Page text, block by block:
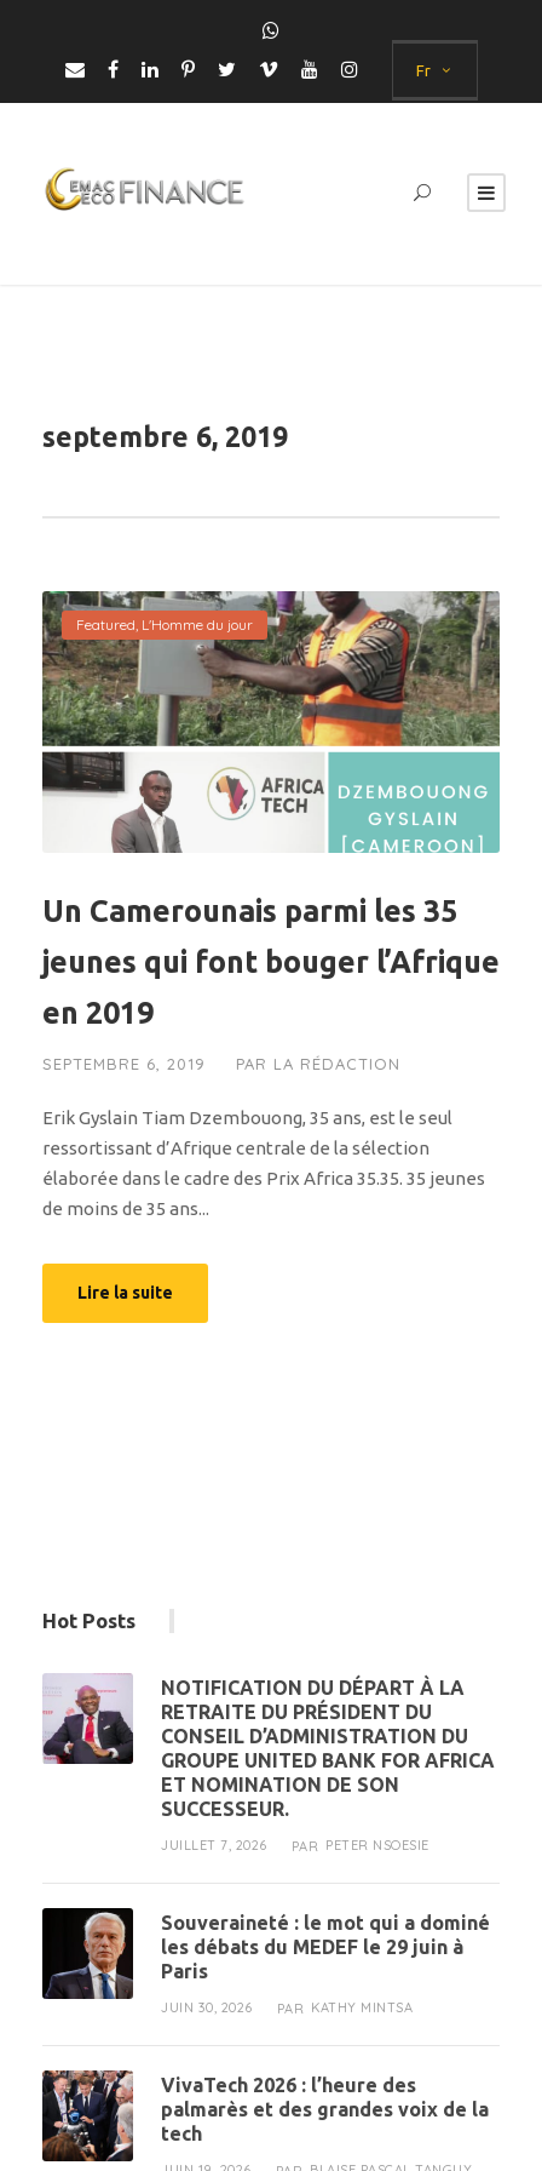
Fr
septembre 6, 2019
Featured, L'Homme du jour
Un Camerounais parmi les 35
jeunes qui font bouger l’Afrique
en 2019
SEPTEMBRE 6, 2019 PAR LA RÉDACTION
Erik Gyslain Tiam Dzembouong, 35 ans, est le seul
ressortissant d’Afrique centrale de la sélection
élaborée dans le cadre des Prix Africa 35.35. 35 jeunes
de moins de 35 ans...
Lire la suite
Hot Posts
NOTIFICATION DU DÉPART À LA
RETRAITE DU PRÉSIDENT DU
CONSEIL D’ADMINISTRATION DU
GROUPE UNITED BANK FOR AFRICA
ET NOMINATION DE SON
SUCCESSEUR.
JUILLET 7, 2026 PAR PETER NSOESIE
Souveraineté : le mot qui a dominé
les débats du MEDEF le 29 juin à
Paris
JUIN 30, 2026 PAR KATHY MINTSA
VivaTech 2026 : l’heure des
palmarès et des grandes voix de la
tech